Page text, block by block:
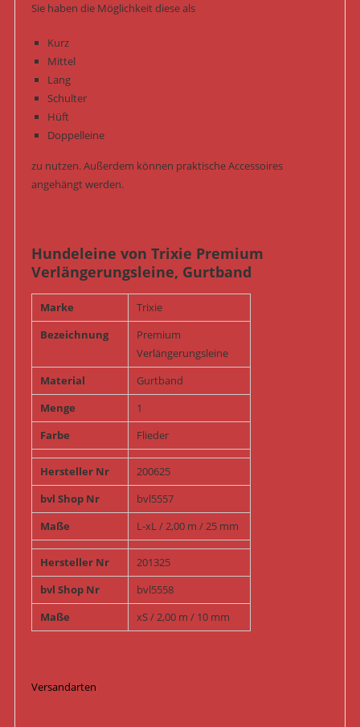
Sie haben die Möglichkeit diese als
Kurz
Mittel
Lang
Schulter
Hüft
Doppelleine
zu nutzen. Außerdem können praktische Accessoires
angehängt werden.
Hundeleine von Trixie Premium
Verlängerungsleine, Gurtband
Marke
Trixie
Bezeichnung
Premium
Verlängerungsleine
Material
Gurtband
Menge
1
Farbe
Flieder
Hersteller Nr
200625
bvl Shop Nr
bvl5557
Maße
L-xL / 2,00 m / 25 mm
Hersteller Nr
201325
bvl Shop Nr
bvl5558
Maße
xS / 2,00 m / 10 mm
Versandarten